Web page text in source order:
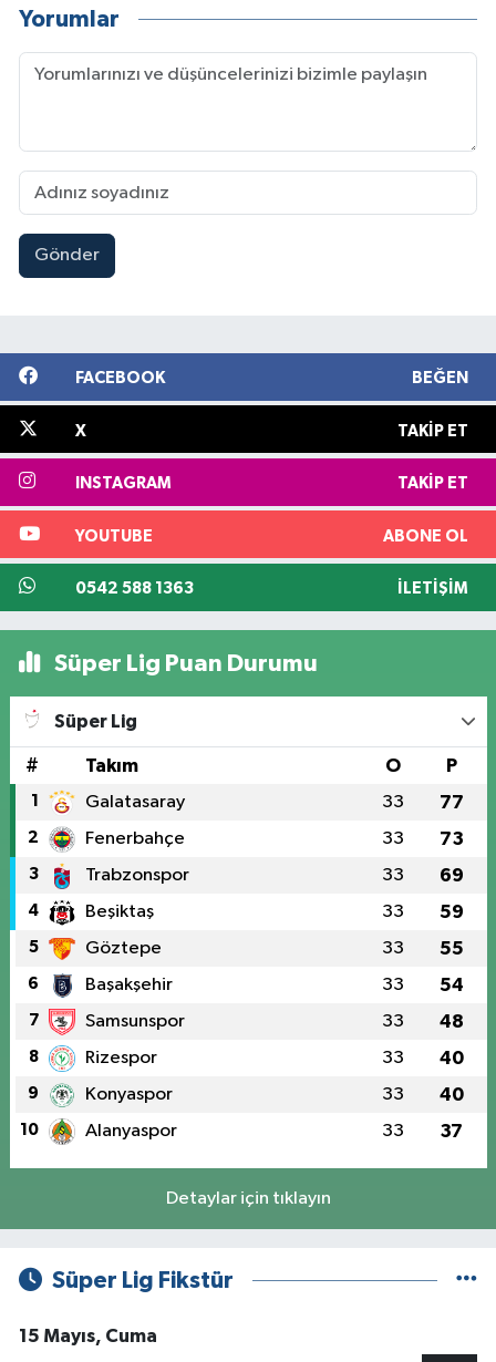
Yorumlar
Gönder
FACEBOOK BEĞEN
X TAKIP ET
INSTAGRAM TAKIP ET
YOUTUBE ABONE OL
0542 588 1363 İLETIŞIM
Süper Lig Puan Durumu
Süper Lig
# Takım O P
1 Galatasaray 33 77
2 Fenerbahçe 33 73
3 Trabzonspor 33 69
4 Beşiktaş 33 59
5 Göztepe 33 55
6 Başakşehir 33 54
7 Samsunspor 33 48
8 Rizespor 33 40
9 Konyaspor 33 40
10 Alanyaspor 33 37
Detaylar için tıklayın
Süper Lig Fikstür
15 Mayıs, Cuma